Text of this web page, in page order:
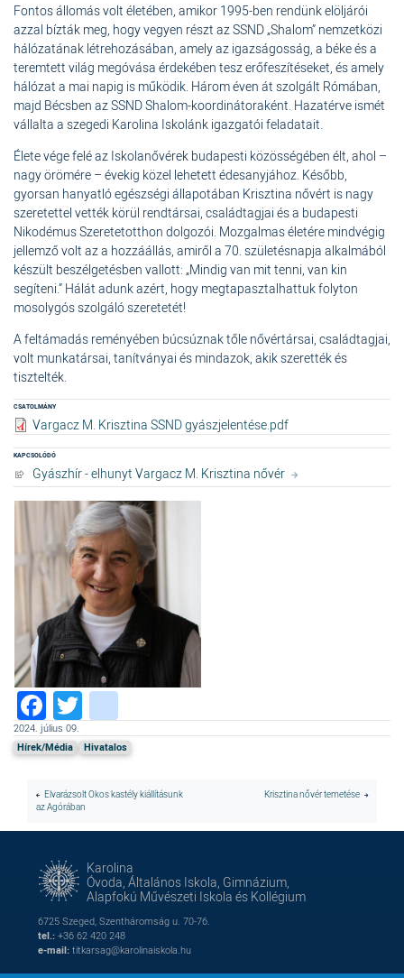
Fontos állomás volt életében, amikor 1995-ben rendünk elöljárói
azzal bízták meg, hogy vegyen részt az SSND „Shalom” nemzetközi
hálózatának létrehozásában, amely az igazságosság, a béke és a
teremtett világ megóvása érdekében tesz erőfeszítéseket, és amely
hálózat a mai napig is működik. Három éven át szolgált Rómában,
majd Bécsben az SSND Shalom-koordinátoraként. Hazatérve ismét
vállalta a szegedi Karolina Iskolánk igazgatói feladatait.
Élete vége felé az Iskolanővérek budapesti közösségében élt, ahol –
nagy örömére – évekig közel lehetett édesanyjához. Később,
gyorsan hanyatló egészségi állapotában Krisztina nővért is nagy
szeretettel vették körül rendtársai, családtagjai és a budapesti
Nikodémus Szeretetotthon dolgozói. Mozgalmas életére mindvégig
jellemző volt az a hozzáállás, amiről a 70. születésnapja alkalmából
készült beszélgetésben vallott: „Mindig van mit tenni, van kin
segíteni.” Hálát adunk azért, hogy megtapasztalhattuk folyton
mosolygós szolgáló szeretetét!
A feltámadás reményében búcsúznak tőle nővértársai, családtagjai,
volt munkatársai, tanítványai és mindazok, akik szerették és
tisztelték.
CSATOLMÁNY
Vargacz M. Krisztina SSND gyászjelentése.pdf
KAPCSOLÓDÓ
Gyászhír - elhunyt Vargacz M. Krisztina nővér
Facebook
Twitter
2024. július 09.
Hírek/Média Hivatalos
Elvarázsolt Okos kastély kiállításunk
az Agórában
Krisztina nővér temetése
Karolina
Óvoda, Általános Iskola, Gimnázium,
Alapfokú Művészeti Iskola és Kollégium
6725 Szeged, Szentháromság u. 70-76.
tel.: +36 62 420 248
e-mail: titkarsag@karolinaiskola.hu